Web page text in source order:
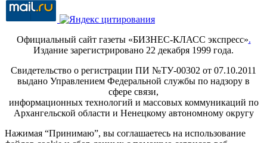
Официальный сайт газеты «БИЗНЕС-КЛАСС экспресс».
Издание зарегистрировано 22 декабря 1999 года.
Свидетельство о регистрации ПИ №ТУ-00302 от 07.10.2011
выдано Управлением Федеральной службы по надзору в
сфере связи,
информационных технологий и массовых коммуникаций по
Архангельской области и Ненецкому автономному округу
Нажимая “Принимаю”, вы соглашаетесь на использование